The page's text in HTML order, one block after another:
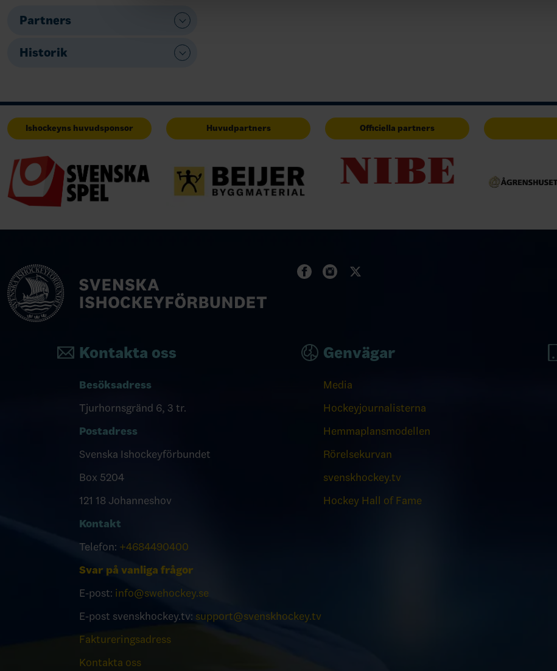
Partners
Historik
Ishockeyns huvudsponsor Huvudpartners Officiella partners
Kontakta oss
Besöksadress
Tjurhornsgränd 6, 3 tr.
Postadress
Svenska Ishockeyförbundet
Box 5204
121 18 Johanneshov
Kontakt
Telefon: +4684490400
Svar på vanliga frågor
E-post: info@swehockey.se
E-post svenskhockey.tv: support@svenskhockey.tv
Faktureringsadress
Kontakta oss
Genvägar
Media
Hockeyjournalisterna
Hemmaplansmodellen
Rörelsekurvan
svenskhockey.tv
Hockey Hall of Fame